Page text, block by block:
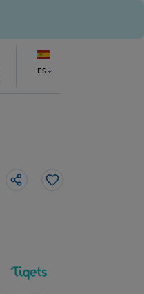
ES
Me gusta